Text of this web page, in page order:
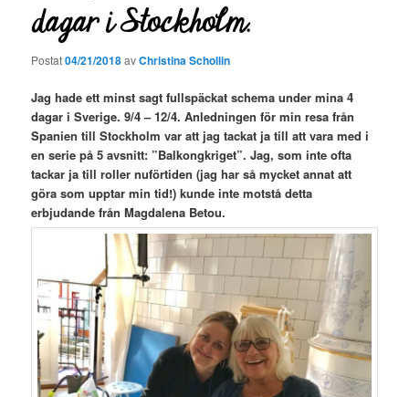
dagar i Stockholm.
Postat04/21/2018avChristina Schollin
Jag hade ett minst sagt fullspäckat schema under mina 4
dagar i Sverige. 9/4 – 12/4. Anledningen för min resa från
Spanien till Stockholm var att jag tackat ja till att vara med i
en serie på 5 avsnitt: ”Balkongkriget”. Jag, som inte ofta
tackar ja till rollernuförtiden (jag har så mycket annat att
göra som upptar min tid!) kunde inte motstå detta
erbjudande från Magdalena Betou.